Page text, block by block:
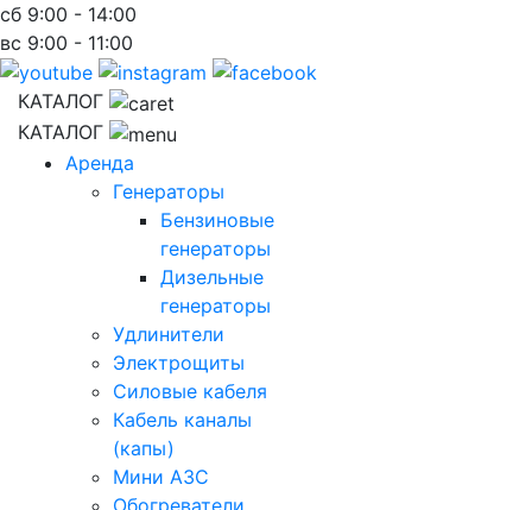
сб 9:00 - 14:00
вс 9:00 - 11:00
КАТАЛОГ
КАТАЛОГ
Аренда
Генераторы
Бензиновые
генераторы
Дизельные
генераторы
Удлинители
Электрощиты
Силовые кабеля
Кабель каналы
(капы)
Мини АЗС
Обогреватели